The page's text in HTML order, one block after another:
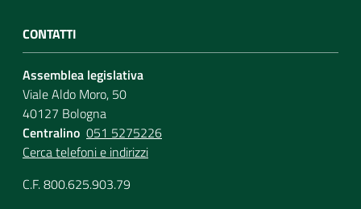
CONTATTI
Assemblea legislativa
Viale Aldo Moro, 50
40127 Bologna
Centralino 051 5275226
Cerca telefoni e indirizzi
C.F. 800.625.903.79